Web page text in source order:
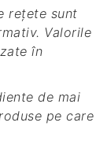
Valorile
în
pe care